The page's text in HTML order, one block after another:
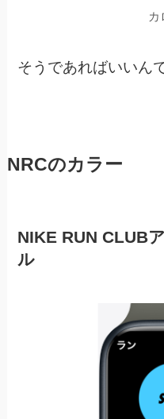
カ
そうであればいいん
NRCのカラー
NIKE RUN CLUB
ル